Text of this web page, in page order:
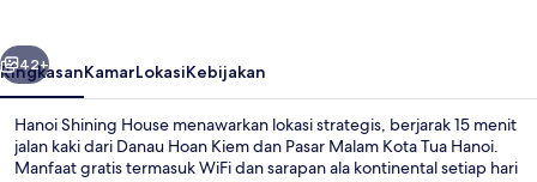
Berikutnya
42+
RingkasanKamarLokasiKebijakan
Hanoi Shining House menawarkan lokasi strategis, berjarak 15 menit
jalan kaki dari Danau Hoan Kiem dan Pasar Malam Kota Tua Hanoi.
Manfaat gratis termasuk WiFi dan sarapan ala kontinental setiap hari